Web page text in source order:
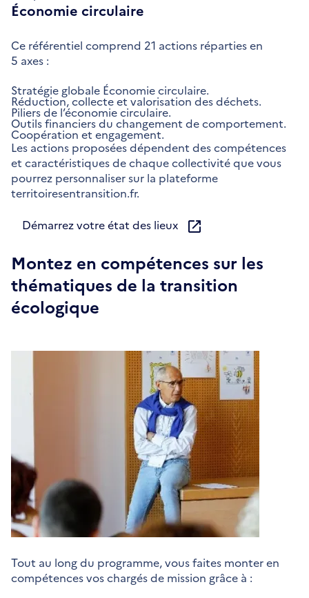
Économie circulaire
Ce référentiel comprend 21 actions réparties en
5 axes :
Stratégie globale Économie circulaire.
Réduction, collecte et valorisation des déchets.
Piliers de l’économie circulaire.
Outils financiers du changement de comportement.
Coopération et engagement.
Les actions proposées dépendent des compétences
et caractéristiques de chaque collectivité que vous
pourrez personnaliser sur la plateforme
territoiresentransition.fr.
Démarrez votre état des lieux
Montez en compétences sur les
thématiques de la transition
écologique
Tout au long du programme, vous faites monter en
compétences vos chargés de mission grâce à :